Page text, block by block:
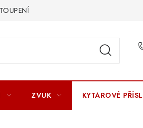
OD SMLOUVY
ZVUK KYTAROVÉ